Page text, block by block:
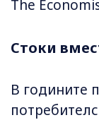
The
Стоки
В годините